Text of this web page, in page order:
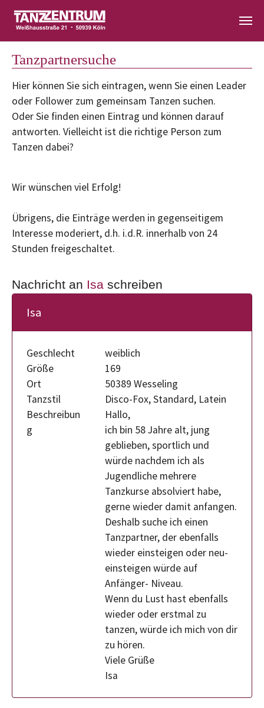
Tanzpartnersuche
Hier können Sie sich eintragen, wenn Sie einen Leader
oder Follower zum gemeinsam Tanzen suchen.
Oder Sie finden einen Eintrag und können darauf
antworten. Vielleicht ist die richtige Person zum
Tanzen dabei?
Wir wünschen viel Erfolg!
Übrigens, die Einträge werden in gegenseitigem
Interesse moderiert, d.h. i.d.R. innerhalb von 24
Stunden freigeschaltet.
Nachricht an Isa schreiben
Isa
Geschlecht
weiblich
Größe
169
Ort
50389 Wesseling
Tanzstil
Disco-Fox, Standard, Latein
Beschreibun
g
Hallo,
ich bin 58 Jahre alt, jung
geblieben, sportlich und
würde nachdem ich als
Jugendliche mehrere
Tanzkurse absolviert habe,
gerne wieder damit anfangen.
Deshalb suche ich einen
Tanzpartner, der ebenfalls
wieder einsteigen oder neu-
einsteigen würde auf
Anfänger- Niveau.
Wenn du Lust hast ebenfalls
wieder oder erstmal zu
tanzen, würde ich mich von dir
zu hören.
Viele Grüße
Isa